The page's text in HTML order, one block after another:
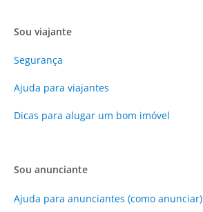
Sou viajante
Segurança
Ajuda para viajantes
Dicas para alugar um bom imóvel
Sou anunciante
Ajuda para anunciantes (como anunciar)